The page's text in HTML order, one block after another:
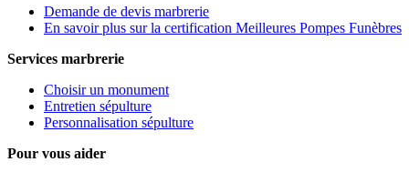
Demande de devis marbrerie
En savoir plus sur la certification Meilleures Pompes Funèbres
Services marbrerie
Choisir un monument
Entretien sépulture
Personnalisation sépulture
Pour vous aider